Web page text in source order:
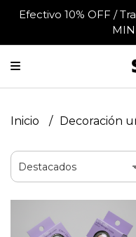
Efectivo 10% OFF /
Inicio Decoración